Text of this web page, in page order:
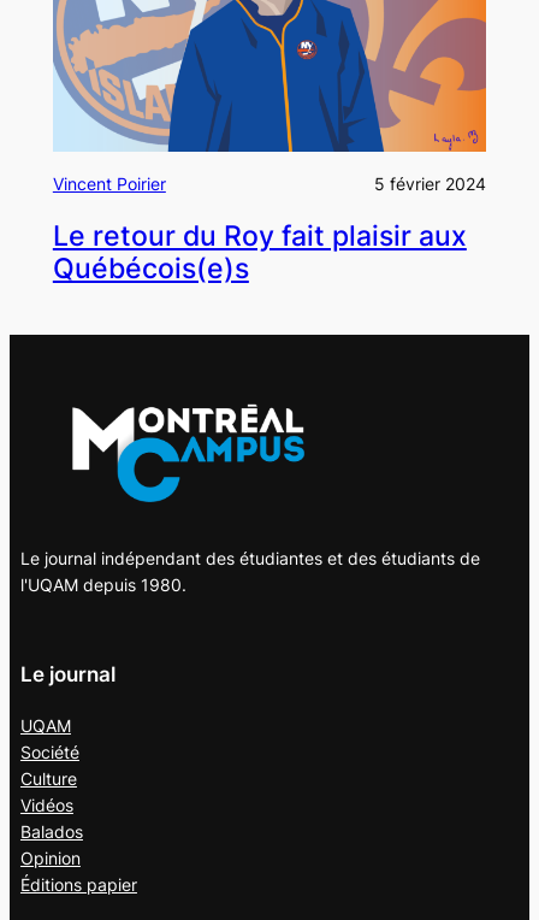
Vincent Poirier 5 février 2024
Le retour du Roy fait plaisir aux
Québécois(e)s
Le journal indépendant des étudiantes et des étudiants de
l'UQAM depuis 1980.
Le journal
UQAM
Société
Culture
Vidéos
Balados
Opinion
Éditions papier